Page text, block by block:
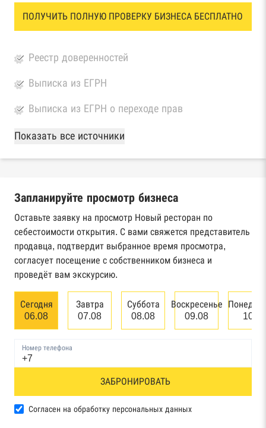
ПОЛУЧИТЬ ПОЛНУЮ ПРОВЕРКУ БИЗНЕСА БЕСПЛАТНО
Реестр доверенностей
Выписка из ЕГРН
Выписка из ЕГРН о переходе прав
База Росстата
Реестры ЕГРЮЛ и ЕГРИП Федеральной
Реестр государственных контрактов
Федерального казначейства
Картотека арбитражных дел Высшего
арбитражного суда
Единый федеральный реестр сведений о
банкротстве юридических лиц
Реестр товарных знаков и знаков обслуживания
База исполнительного производства
Показать все источники
Запланируйте просмотр бизнеса
Оставьте заявку на просмотр Новый ресторан по
себестоимости открытия. С вами свяжется представитель
продавца, подтвердит выбранное время просмотра,
согласует посещение с собственником бизнеса и
проведёт вам экскурсию.
Сегодня
06.08
Завтра
07.08
Суббота
08.08
Воскресенье
09.08
10.08
Номер телефона
ЗАБРОНИРОВАТЬ
Согласен на обработку персональных данных